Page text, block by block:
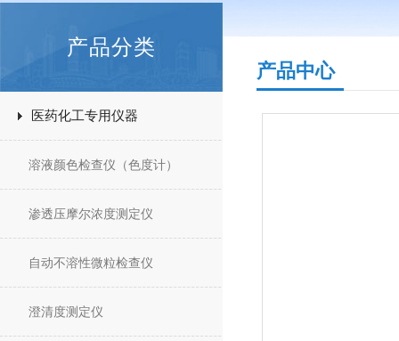
产品分类
医药化工专用仪器
溶液颜色检查仪（色度计）
渗透压摩尔浓度测定仪
自动不溶性微粒检查仪
澄清度测定仪
产品中心